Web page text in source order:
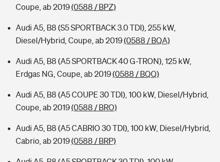
Coupe, ab 2019(0588 / BPZ)
Audi A5, B8 (S5 SPORTBACK 3.0 TDI), 255 kW,
Diesel/Hybrid, Coupe, ab 2019(0588 / BQA)
Audi A5, B8 (A5 SPORTBACK 40 G-TRON), 125 kW,
Erdgas NG, Coupe, ab 2019(0588 / BQQ)
Audi A5, B8 (A5 COUPE 30 TDI), 100 kW, Diesel/Hybrid,
Coupe, ab 2019(0588 / BRO)
Audi A5, B8 (A5 CABRIO 30 TDI), 100 kW, Diesel/Hybrid,
Cabrio, ab 2019(0588 / BRP)